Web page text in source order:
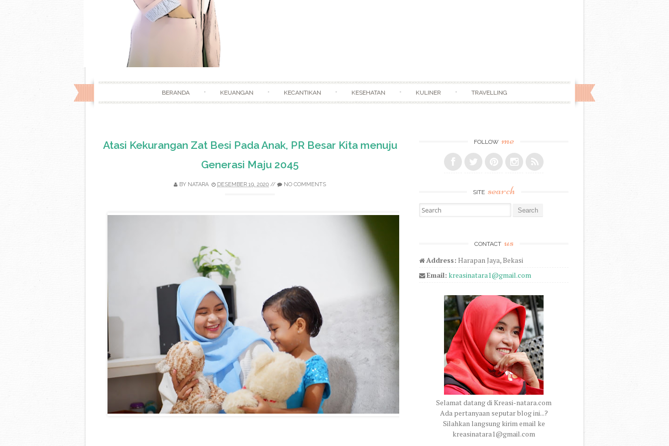
BERANDA KEUANGAN KECANTIKAN KESEHATAN KULINER TRAVELLING
Atasi Kekurangan Zat Besi Pada Anak, PR Besar Kita menuju
Generasi Maju 2045
BY NATARA DESEMBER 19, 2020 // NO COMMENTS
FOLLOW me
SITE search
Search for:
CONTACT us
Address: Harapan Jaya, Bekasi
Email: kreasinatara1@gmail.com
Selamat datang di Kreasi-natara.com
Ada pertanyaan seputar blog ini...?
Silahkan langsung kirim email ke
kreasinatara1@gmail.com